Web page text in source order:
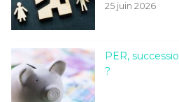
25 juin 2026
PER,
?